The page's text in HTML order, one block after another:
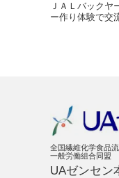
ＪＡＬバックヤ
ー作り体験で交
全国繊維化学食品
一般労働組合同盟
UAゼンセン